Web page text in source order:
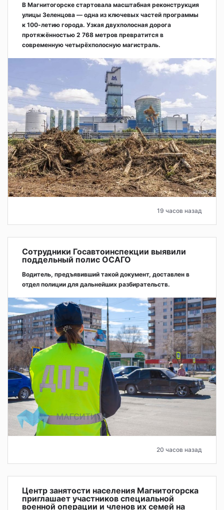
В Магнитогорске стартовала масштабная реконструкция
улицы Зеленцова — одна из ключевых частей программы
к 100-летию города. Узкая двухполосная дорога
протяжённостью 2 768 метров превратится в
современную четырёхполосную магистраль.
19 часов назад
Сотрудники Госавтоинспекции выявили
поддельный полис ОСАГО
Водитель, предъявивший такой документ, доставлен в
отдел полиции для дальнейших разбирательств.
20 часов назад
Центр занятости населения Магнитогорска
приглашает участников специальной
военной операции и членов их семей на